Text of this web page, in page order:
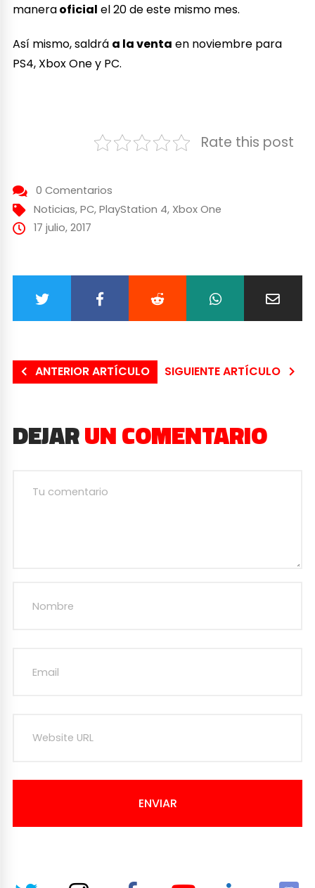
maneraoficial el 20 de este mismo mes.
Así mismo, saldrá a la venta en noviembre para
PS4, Xbox One y PC.
Rate this post
0 Comentarios
Noticias, PC, PlayStation 4, Xbox One
17 julio, 2017
ANTERIOR ARTÍCULO SIGUIENTE ARTÍCULO
DEJARUN COMENTARIO
ENVIAR